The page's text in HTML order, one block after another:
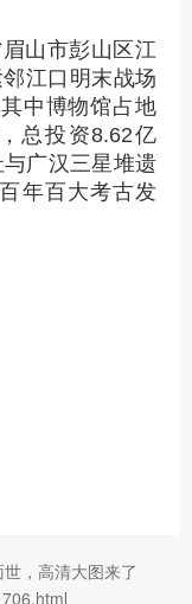
山市彭山区江
江口明末战场
中博物馆占地
总投资8.62亿
广汉三星堆遗
年百大考古发
，高清大图来了